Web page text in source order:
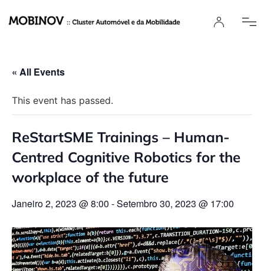
« All Events
This event has passed.
ReStartSME Trainings – Human-
Centred Cognitive Robotics for the
workplace of the future
Janeiro 2, 2023 @ 8:00 -Setembro 30, 2023 @ 17:00